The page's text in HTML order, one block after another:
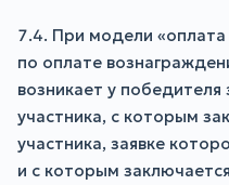
7.4. При модели
по оплате
возникает у победителя
участника, с которым
участника, заявке
и с которым